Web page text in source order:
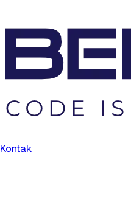
Kontak